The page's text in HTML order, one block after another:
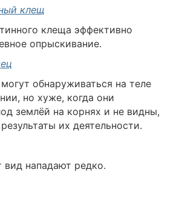
клещ
клеща эффективно
опрыскивание.
обнаруживаться на теле
но хуже, когда они
землёй на корнях и не видны,
их деятельности.
вид нападают редко.